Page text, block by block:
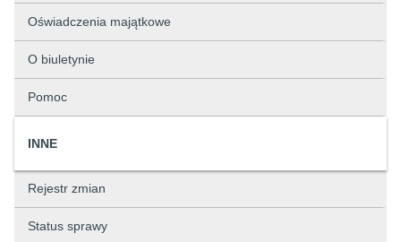
Oświadczenia majątkowe
O biuletynie
Pomoc
INNE
Rejestr zmian
Status sprawy